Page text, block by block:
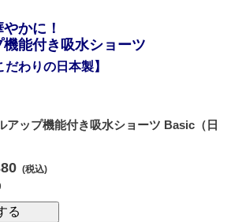
かに！
能付き吸水ショーツ
だわりの日本製】
アップ機能付き吸水ショーツ Basic（日
(税込)
る